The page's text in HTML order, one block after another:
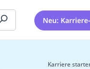
Neu:
Karriere